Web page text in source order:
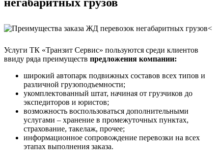
Услуги ТК «Транзит Сервис» пользуются среди клиентов
ввиду ряда преимуществ предложения компании:
широкий автопарк подвижных составов всех типов и
различной грузоподъемности;
укомплектованный штат, начиная от грузчиков до
экспедиторов и юристов;
возможность воспользоваться дополнительными
услугами – хранение в промежуточных пунктах,
страхование, такелаж, прочее;
информационное сопровождение перевозки на всех
этапах выполнения заказа.